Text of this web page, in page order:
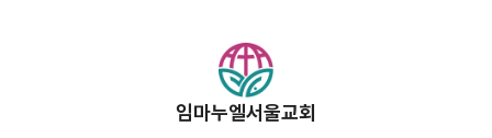
임마누엘서울교회